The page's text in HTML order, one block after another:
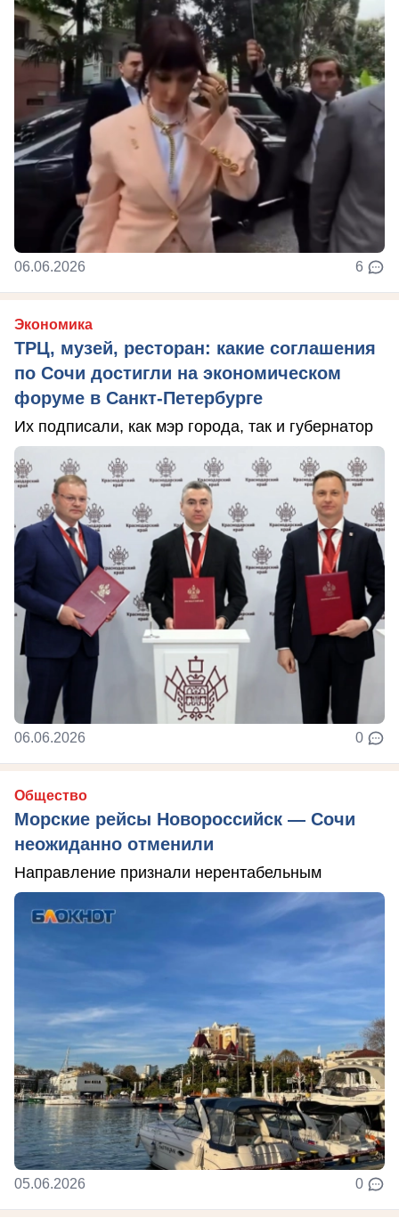
06.06.2026 6
Экономика
ТРЦ, музей, ресторан: какие соглашения
по Сочи достигли на экономическом
форуме в Санкт-Петербурге
Их подписали, как мэр города, так и губернатор
06.06.2026 0
Общество
Морские рейсы Новороссийск — Сочи
неожиданно отменили
Направление признали нерентабельным
05.06.2026 0